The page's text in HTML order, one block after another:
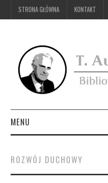
STRONA GŁÓWNA KONTAKT
MENU
ROZWÓJ DUCHOWY